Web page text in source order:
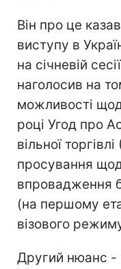
Він про це
виступу в
на січневій
наголосив на
можливості
році Угод про
вільної
просування
впровадження
(на першому
візового
Другий нюанс -